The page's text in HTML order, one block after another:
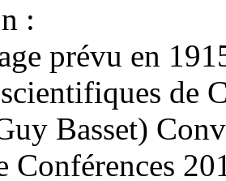
:
prévu en
de
Basset)
Conférences